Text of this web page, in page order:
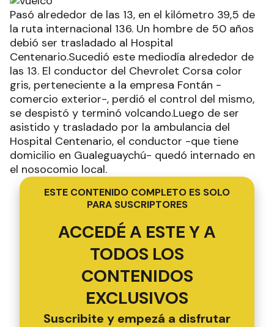
Pasó alrededor de las 13, en el kilómetro 39,5 de
la ruta internacional 136. Un hombre de 50 años
debió ser trasladado al Hospital
Centenario.Sucedió este mediodía alrededor de
las 13. El conductor del Chevrolet Corsa color
gris, perteneciente a la empresa Fontán -
comercio exterior-, perdió el control del mismo,
se despistó y terminó volcando.Luego de ser
asistido y trasladado por la ambulancia del
Hospital Centenario, el conductor -que tiene
domicilio en Gualeguaychú- quedó internado en
el nosocomio local.
ESTE CONTENIDO COMPLETO ES SOLO
PARA SUSCRIPTORES
ACCEDÉ A ESTE Y A
TODOS LOS
CONTENIDOS
EXCLUSIVOS
Suscribite y empezá a disfrutar